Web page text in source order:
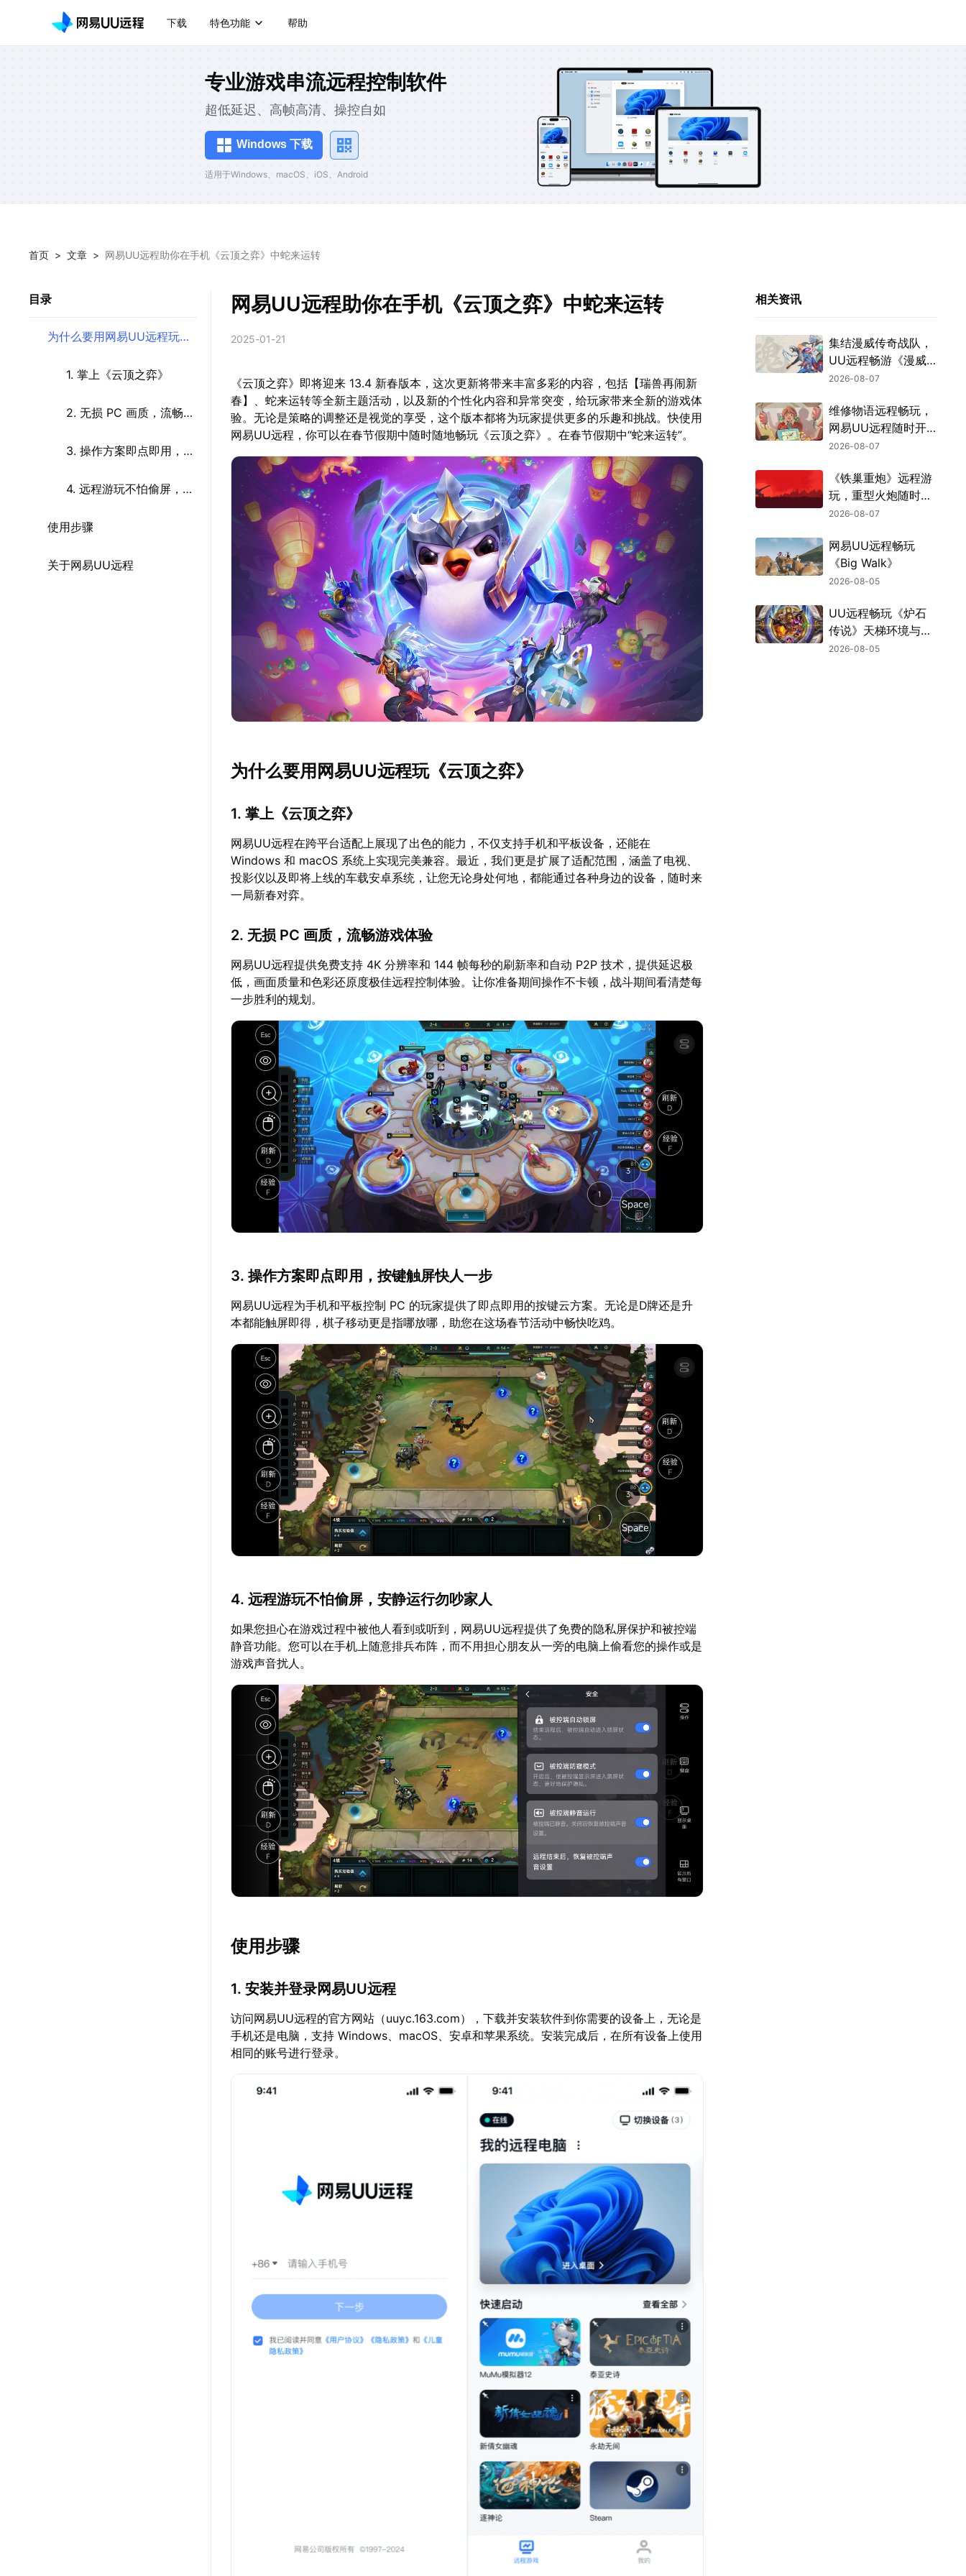
下载 特色功能 帮助
专业游戏串流远程控制软件
超低延迟、高帧高清、操控自如
Windows 下载
适用于Windows、macOS、iOS、Android
首页 > 文章 > 网易UU远程助你在手机《云顶之弈》中蛇来运转
目录
为什么要用网易UU远程玩
《云顶之弈》
1. 掌上《云顶之弈》
2. 无损 PC 画质，流畅游
戏体验
3. 操作方案即点即用，按
键触屏快人一步
4. 远程游玩不怕偷屏，安
静运行勿吵家人
使用步骤
关于网易UU远程
网易UU远程助你在手机《云顶之弈》中蛇来运转
2025-01-21
《云顶之弈》即将迎来 13.4 新春版本，这次更新将带来丰富多彩的内容，包括【瑞兽再闹新
春】、蛇来运转等全新主题活动，以及新的个性化内容和异常突变，给玩家带来全新的游戏体
验。无论是策略的调整还是视觉的享受，这个版本都将为玩家提供更多的乐趣和挑战。快使用
网易UU远程，你可以在春节假期中随时随地畅玩《云顶之弈》。在春节假期中“蛇来运转”。
为什么要用网易UU远程玩《云顶之弈》
1. 掌上《云顶之弈》
网易UU远程在跨平台适配上展现了出色的能力，不仅支持手机和平板设备，还能在
Windows 和 macOS 系统上实现完美兼容。最近，我们更是扩展了适配范围，涵盖了电视、
投影仪以及即将上线的车载安卓系统，让您无论身处何地，都能通过各种身边的设备，随时来
一局新春对弈。
2. 无损 PC 画质，流畅游戏体验
网易UU远程提供免费支持 4K 分辨率和 144 帧每秒的刷新率和自动 P2P 技术，提供延迟极
低，画面质量和色彩还原度极佳远程控制体验。让你准备期间操作不卡顿，战斗期间看清楚每
一步胜利的规划。
3. 操作方案即点即用，按键触屏快人一步
网易UU远程为手机和平板控制 PC 的玩家提供了即点即用的按键云方案。无论是D牌还是升
本都能触屏即得，棋子移动更是指哪放哪，助您在这场春节活动中畅快吃鸡。
4. 远程游玩不怕偷屏，安静运行勿吵家人
如果您担心在游戏过程中被他人看到或听到，网易UU远程提供了免费的隐私屏保护和被控端
静音功能。您可以在手机上随意排兵布阵，而不用担心朋友从一旁的电脑上偷看您的操作或是
游戏声音扰人。
使用步骤
1. 安装并登录网易UU远程
访问网易UU远程的官方网站（uuyc.163.com），下载并安装软件到你需要的设备上，无论是
手机还是电脑，支持 Windows、macOS、安卓和苹果系统。安装完成后，在所有设备上使用
相同的账号进行登录。
相关资讯
集结漫威传奇战队，
UU远程畅游《漫威
斗魂》
2026-08-07
维修物语远程畅玩，
网易UU远程随时开
张
2026-08-07
《铁巢重炮》远程游
玩，重型火炮随时待
命
2026-08-07
网易UU远程畅玩
《Big Walk》
2026-08-05
UU远程畅玩《炉石
传说》天梯环境与战
棋新机制
2026-08-05